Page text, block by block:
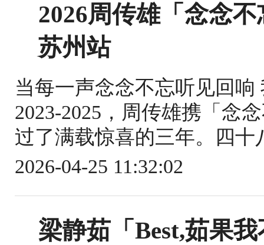
2026周传雄「念念
苏州站
当每一声念念不忘听见回
2023-2025，周传雄携「念
过了满载惊喜的三年。四
2026-04-25 11:32:02
梁静茹「Best,茹果